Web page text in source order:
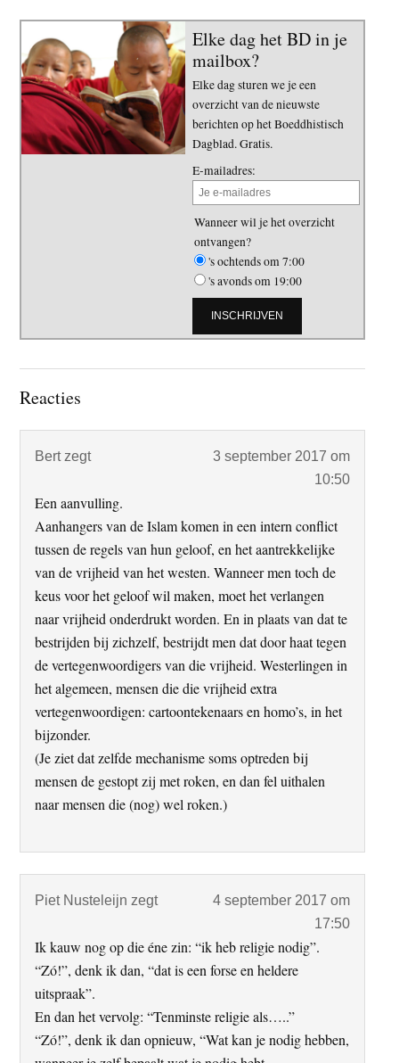
Elke dag het BD in je
mailbox?
Elke dag sturen we je een
overzicht van de nieuwste
berichten op het Boeddhistisch
Dagblad. Gratis.
E-mailadres:
Wanneer wil je het overzicht
ontvangen?
's ochtends om 7:00
's avonds om 19:00
Lees
Reacties
Bert zegt
3 september 2017 om
10:50
Een aanvulling.
Aanhangers van de Islam komen in een intern conflict
tussen de regels van hun geloof, en het aantrekkelijke
van de vrijheid van het westen. Wanneer men toch de
keus voor het geloof wil maken, moet het verlangen
naar vrijheid onderdrukt worden. En in plaats van dat te
bestrijden bij zichzelf, bestrijdt men dat door haat tegen
de vertegenwoordigers van die vrijheid. Westerlingen in
het algemeen, mensen die die vrijheid extra
vertegenwoordigen: cartoontekenaars en homo’s, in het
bijzonder.
(Je ziet dat zelfde mechanisme soms optreden bij
mensen de gestopt zij met roken, en dan fel uithalen
naar mensen die (nog) wel roken.)
Piet Nusteleijn zegt
4 september 2017 om
17:50
Ik kauw nog op die éne zin: “ik heb religie nodig”.
“Zó!”, denk ik dan, “dat is een forse en heldere
uitspraak”.
En dan het vervolg: “Tenminste religie als…..”
“Zó!”, denk ik dan opnieuw, “Wat kan je nodig hebben,